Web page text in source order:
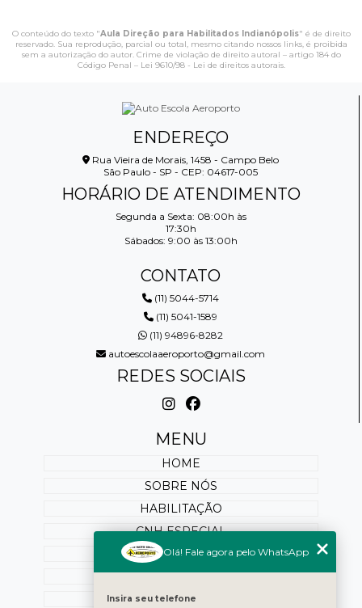
O conteúdo do texto "Aula Direção para Habilitados Indianópolis" é de direito
reservado. Sua reprodução, parcial ou total, mesmo citando nossos links, é proibida
sem a autorização do autor. Crime de violação de direito autoral – artigo 184 do
Código Penal – Lei 9610/98 - Lei de direitos autorais.
ENDEREÇO
Rua Vieira de Morais, 1458 - Campo Belo
São Paulo - SP - CEP: 04617-005
HORÁRIO DE ATENDIMENTO
Segunda a Sexta: 08:00h às
17:30h
Sábados: 9:00 às 13:00h
CONTATO
(11) 5044-5714
(11) 5041-1589
(11) 94896-8282
autoescolaaeroporto@gmail.com
REDES SOCIAIS
MENU
HOME
SOBRE NÓS
HABILITAÇÃO
CNH ESPECIAL
REABILITAÇÃO
PONTUAÇÃO
SERVIÇOS ONLINE
Olá! Fale agora pelo WhatsApp
Insira seu telefone